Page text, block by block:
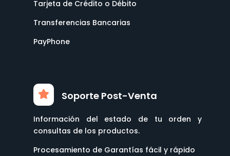
Tarjeta de Crédito o Débito
Transferencias Bancarias
PayPhone
Soporte Post-Venta
Información del estado de tu orden y
consultas de los productos.
Procesamiento de Garantías fácil y rápido